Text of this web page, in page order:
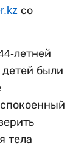
со
летней
были
тела